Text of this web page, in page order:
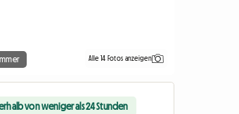
Alle 14 Fotos anzeigen
von weniger als 24 Stunden